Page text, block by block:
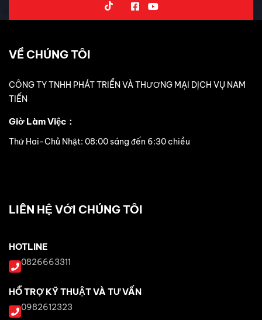
VỀ CHÚNG TÔI
CÔNG TY TNHH PHÁT TRIỂN VÀ THƯƠNG MẠI DỊCH VỤ NAM
TIẾN
Giờ Làm Việc：
Thứ Hai-Chủ Nhật: 08:00 sáng đến 6:30 chiều
LIÊN HỆ VỚI CHÚNG TÔI
HOTLINE
0826663311
HỖ TRỢ KỸ THUẬT VÀ TƯ VẤN
0982612323